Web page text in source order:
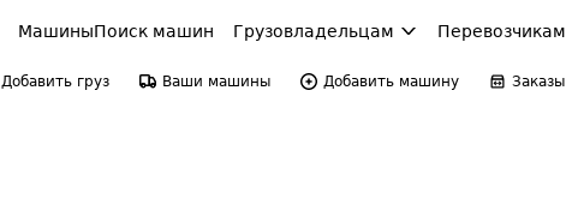
МашиныПоиск машин Грузовладельцам Перевозчикам
Добавить груз Ваши машины Добавить машину Заказы